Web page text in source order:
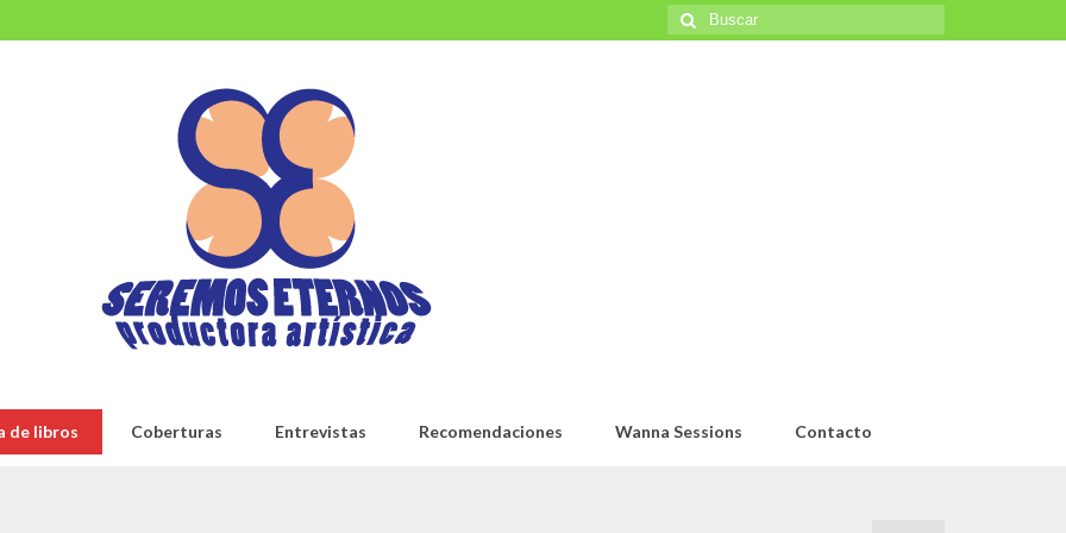
Buscar
por:
de libros Coberturas Entrevistas Recomendaciones Wanna Sessions Contacto